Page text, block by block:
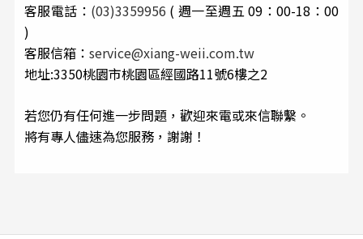
客服電話： (03)3359956 ( 週一至週五 09：00-18：00
)
客服信箱： service@xiang-weii.com.tw
地址:3350桃園市桃園區經國路11號6樓之2
若您仍有任何進一步問題，歡迎來電或來信聯繫。
將有專人儘速為您服務，謝謝！